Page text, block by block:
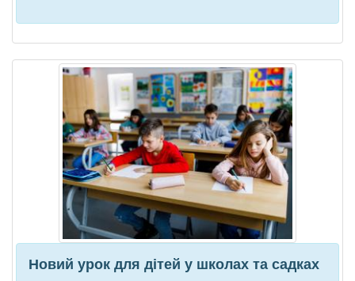
Новий урок для дітей у школах та садках